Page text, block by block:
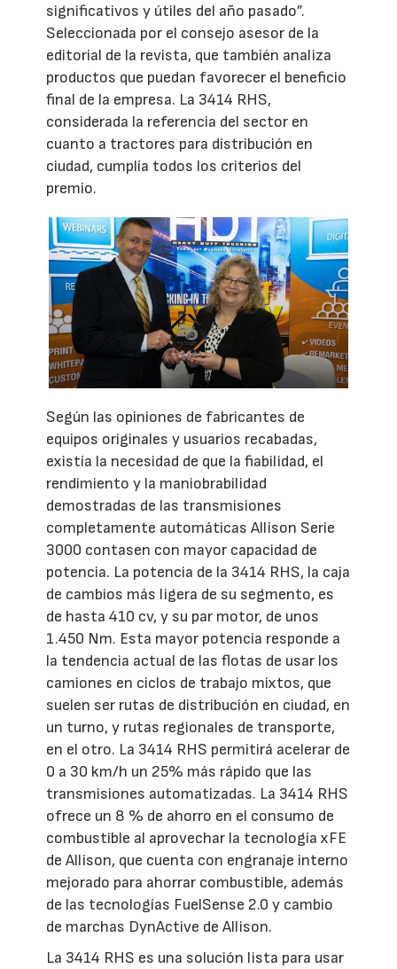
significativos y útiles del año pasado”.
Seleccionada por el consejo asesor de la
editorial de la revista, que también analiza
productos que puedan favorecer el beneficio
final de la empresa. La 3414 RHS,
considerada la referencia del sector en
cuanto a tractores para distribución en
ciudad, cumplía todos los criterios del
premio.
Según las opiniones de fabricantes de
equipos originales y usuarios recabadas,
existía la necesidad de que la fiabilidad, el
rendimiento y la maniobrabilidad
demostradas de las transmisiones
completamente automáticas Allison Serie
3000 contasen con mayor capacidad de
potencia. La potencia de la 3414 RHS, la caja
de cambios más ligera de su segmento, es
de hasta 410 cv, y su par motor, de unos
1.450 Nm. Esta mayor potencia responde a
la tendencia actual de las flotas de usar los
camiones en ciclos de trabajo mixtos, que
suelen ser rutas de distribución en ciudad, en
un turno, y rutas regionales de transporte,
en el otro. La 3414 RHS permitirá acelerar de
0 a 30 km/h un 25% más rápido que las
transmisiones automatizadas. La 3414 RHS
ofrece un 8 % de ahorro en el consumo de
combustible al aprovechar la tecnología xFE
de Allison, que cuenta con engranaje interno
mejorado para ahorrar combustible, además
de las tecnologías FuelSense 2.0 y cambio
de marchas DynActive de Allison.
La 3414 RHS es una solución lista para usar